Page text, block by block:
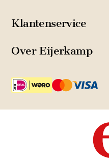
Klantenservice
Over Eijerkamp